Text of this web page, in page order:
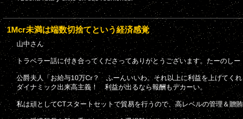
1Mcr未満は端数切捨てという経済感覚
山中さん
トラベラー話に付き合ってくださってありがとうございます。たーのしー
公爵夫人「お給与10万Cr？ ふーんいいわ。それ以上に利益を上げてくれ
ダイナミック出来高主義！ 利益が出るなら報酬もデカーい。
私は頑としてCTスタートセットで貿易を行うので、高レベルの管理＆贈